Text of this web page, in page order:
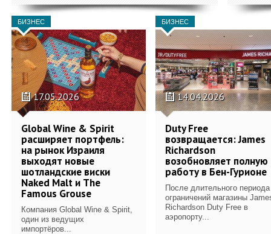
БИЗНЕС
17.05.2026
Global Wine & Spirit
расширяет портфель:
на рынок Израиля
выходят новые
шотландские виски
Naked Malt и The
Famous Grouse
Компания Global Wine & Spirit,
один из ведущих
импортёров...
БИЗНЕС
14.04.2026
Duty Free
возвращается: James
Richardson
возобновляет полную
работу в Бен-Гурионе
После длительного периода
ограничений магазины
Richardson Duty Free в
аэропорту...